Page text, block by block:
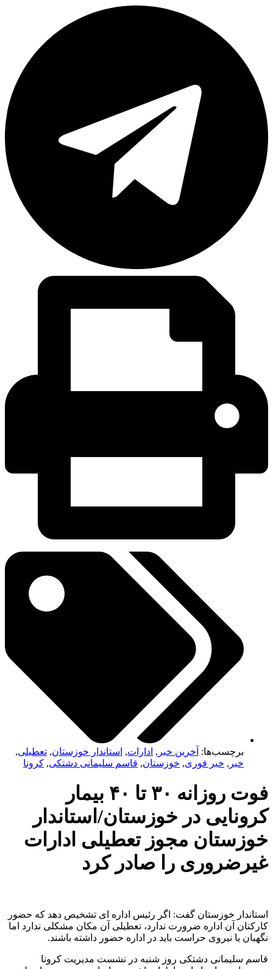
برچسب‌ها:آخرین خبر, ادارات, استاندار خوزستان ,تعطیلی,
خبر فوری ,خوزستان ,قاسم سلیمانی دشتکی,کرونا
فوت روزانه ۳۰ تا ۴۰ بیمار
در خوزستان/استاندار
مجوز تعطیلی ادارات
را صادر کرد
خوزستان گفت: اگر رئیس اداره ای تشخیص دهد که حضور
آن اداره ضرورت ندارد، تعطیلی آن مکان مشکلی ندارد اما
یا نیروی حراست باید در اداره حضور داشته باشند.
سلیمانی دشتکی روز شنبه در نشست مدیریت کرونا